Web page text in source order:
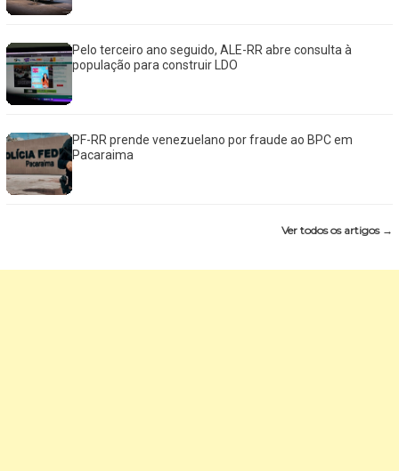
Pelo terceiro ano seguido, ALE-RR abre consulta à
população para construir LDO
PF-RR prende venezuelano por fraude ao BPC em
Pacaraima
Ver todos os artigos →